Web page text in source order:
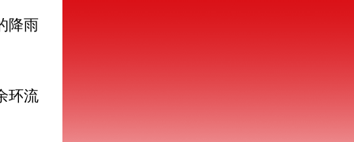
降雨
环流